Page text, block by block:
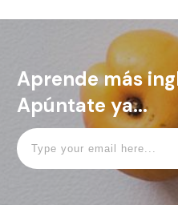
Aprende más
Apúntate ya...